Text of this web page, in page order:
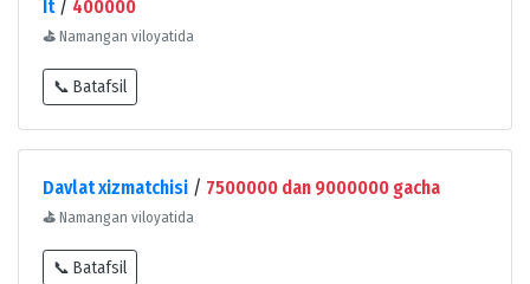
It/ 400000
⛳ Namangan viloyatida
📞 Batafsil
Davlat xizmatchisi / 7500000 dan 9000000 gacha
⛳ Namangan viloyatida
📞 Batafsil